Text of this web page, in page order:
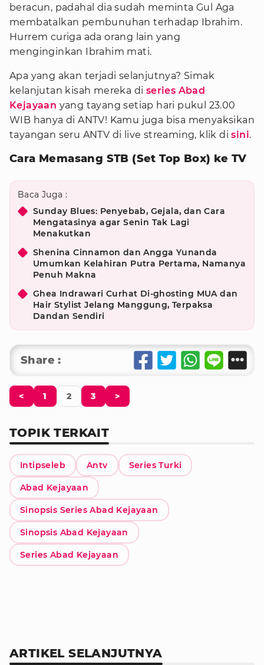
beracun, padahal dia sudah meminta Gul Aga
membatalkan pembunuhan terhadap Ibrahim.
Hurrem curiga ada orang lain yang
menginginkan Ibrahim mati.
Apa yang akan terjadi selanjutnya? Simak
kelanjutan kisah mereka di series Abad
Kejayaan yang tayang setiap hari pukul 23.00
WIB hanya di ANTV! Kamu juga bisa menyaksikan
tayangan seru ANTV di live streaming, klik disini.
Cara Memasang STB (Set Top Box) ke TV
Baca Juga :
Sunday Blues: Penyebab, Gejala, dan Cara
Mengatasinya agar Senin Tak Lagi
Menakutkan
Shenina Cinnamon dan Angga Yunanda
Umumkan Kelahiran Putra Pertama, Namanya
Penuh Makna
Ghea Indrawari Curhat Di-ghosting MUA dan
Hair Stylist Jelang Manggung, Terpaksa
Dandan Sendiri
Share :
< 1 2 3 >
TOPIK TERKAIT
Intipseleb Antv Series Turki
Abad Kejayaan
Sinopsis Series Abad Kejayaan
Sinopsis Abad Kejayaan
Series Abad Kejayaan
ARTIKEL SELANJUTNYA